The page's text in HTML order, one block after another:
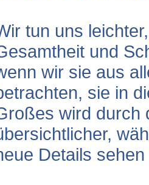
tun uns
und
wir sie aus
sie in
wird durch
Details